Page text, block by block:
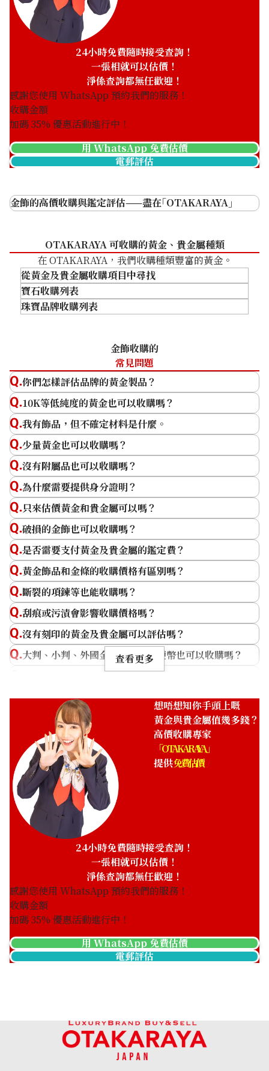
收購日期: 2026年2月
K24 Ring
商品分類 金飾
分店
佐敦店(尖沙咀)
商品分類 金飾
狀態
詳情
分店
收購日期: 2026年2月
K24 Earrings
商品分類 金飾
狀態
A
詳情
乾淨
收購日期: 2026年1月
K24 Bracelet
商品分類 金飾
狀態
S
詳情
非常乾淨
收購日期: 2026年1月
K24 Necklace
商品分類 金飾
狀態
S
詳情
非常乾淨
分店
佐敦店(尖沙咀)
K24 Ring
商品分類 金飾
分店
佐敦店(尖沙咀)
K24 Ring
金飾
狀態
A
詳情
乾淨
分店
佐敦店(尖沙咀)
K24 Ring
商品分類 金飾
狀態
A
詳情
乾淨
分店
佐敦店(尖沙咀)
收購日期: 2026年1月
K24 Bracelet
商品分類 金飾
狀態
S
商品分類 金飾
狀態
A
24小時免費隨時接受查詢！
一張相就可以估價！
淨係查詢都無任歡迎！
感謝您使用 WhatsApp 預約我們的服務！
收購金額
加碼35% 優惠活動進行中！
用 WhatsApp 免費估價
電郵評估
金飾的高價收購與鑑定評估——盡在｢OTAKARAYA｣
OTAKARAYA 可收購的黃金、貴金屬種類
在 OTAKARAYA，我們收購種類豐富的黃金。
從黃金及貴金屬收購項目中尋找
金條收購
金幣及銀幣收購
寶石收購列表
藍寶石收購
珠寶品牌收購列表
Harry Winston
Boucheron
Chaumet
金飾收購的
常見問題
你們怎樣評估品牌的黃金製品？
10K等低純度的黃金也可以收購嗎？
我有飾品，但不確定材料是什麼。
少量黃金也可以收購嗎？
沒有附屬品也可以收購嗎？
為什麼需要提供身分證明？
只來估價黃金和貴金屬可以嗎？
破損的金飾也可以收購嗎？
是否需要支付黃金及貴金屬的鑑定費？
黃金飾品和金條的收購價格有區別嗎？
斷裂的項鍊等也能收購嗎？
刮痕或污漬會影響收購價格嗎？
沒有刻印的黃金及貴金屬可以評估嗎？
大判、小判、外國金幣、古錢或硬幣也可以收購嗎？
黃金及貴金屬的收購價格是如何決定的？
什麼時候是出售貴金屬的好時機？
黃金價格多久會變動一次？
查看更多
想唔想知你手頭上嘅
黃金與貴金屬值幾多錢？
高價收購專家
「OTAKARAYA」
提供免費估價
24小時免費隨時接受查詢！
一張相就可以估價！
淨係查詢都無任歡迎！
感謝您使用 WhatsApp 預約我們的服務！
收購金額
加碼35% 優惠活動進行中！
用 WhatsApp 免費估價
電郵評估